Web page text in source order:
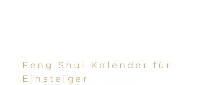
Feng Shui Kalender für
Einsteiger